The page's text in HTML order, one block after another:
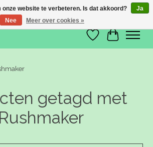
Verlanglijst
getagd met
Rushmaker
onze website te verbeteren. Is dat akkoord?
Ja
Nee
Meer over cookies »